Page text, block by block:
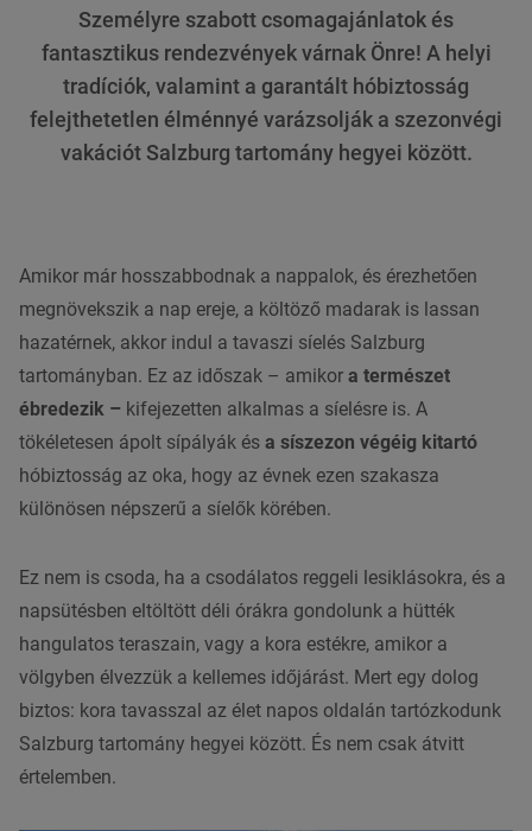
Személyre szabott csomagajánlatok és
fantasztikus rendezvények várnak Önre! A helyi
tradíciók, valamint a garantált hóbiztosság
felejthetetlen élménnyé varázsolják a szezonvégi
vakációt Salzburg tartomány hegyei között.
Amikor már hosszabbodnak a nappalok, és érezhetően
megnövekszik a nap ereje, a költöző madarak is lassan
hazatérnek, akkor indul a tavaszi síelés Salzburg
tartományban. Ez az időszak – amikor a természet
ébredezik – kifejezetten alkalmas a síelésre is. A
tökéletesen ápolt sípályák és a síszezon végéig kitartó
hóbiztosság az oka, hogy az évnek ezen szakasza
különösen népszerű a síelők körében.
Ez nem is csoda, ha a csodálatos reggeli lesiklásokra, és a
napsütésben eltöltött déli órákra gondolunk a hütték
hangulatos teraszain, vagy a kora estékre, amikor a
völgyben élvezzük a kellemes időjárást. Mert egy dolog
biztos: kora tavasszal az élet napos oldalán tartózkodunk
Salzburg tartomány hegyei között. És nem csak átvitt
értelemben.